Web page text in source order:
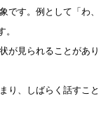
です。例として「わ、
が見られることがあり
り、しばらく話すこと